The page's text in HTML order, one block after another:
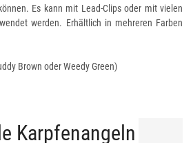
Es kann mit Lead-Clips oder mit vielen
werden. Erhältlich in mehreren Farben
Brown oder Weedy Green)
Karpfenangeln